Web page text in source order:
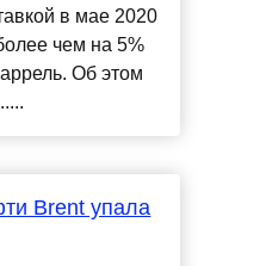
в мае 2020
чем на 5%
Об этом
Brent упала